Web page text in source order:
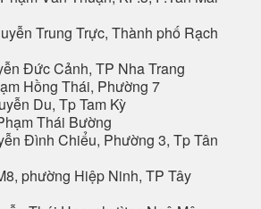
Trung Trực, Thành phố Rạch
Đức Cảnh, TP Nha Trang
Hồng Thái, Phường 7
Du, Tp Tam Kỳ
Thái Bường
Đình Chiểu, Phường 3, Tp Tân
phường Hiệp Ninh, TP Tây